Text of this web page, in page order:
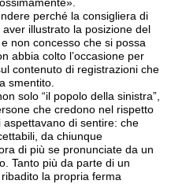
perché la consigliera di
illustrato la posizione del
non concesso che si possa
abbia colto l’occasione per
contenuto di registrazioni che
smentito.
solo “il popolo della sinistra”,
che credono nel rispetto
di sentire: che
da chiunque
di più se pronunciate da un
Tanto più da parte di un
la propria ferma